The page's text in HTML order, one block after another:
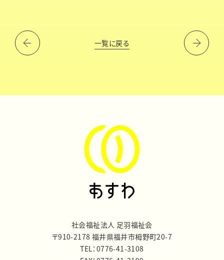
一覧に戻る
社会福祉法人 足羽福祉会
〒910-2178 福井県福井市栂野町20-7
TEL：0776-41-3108